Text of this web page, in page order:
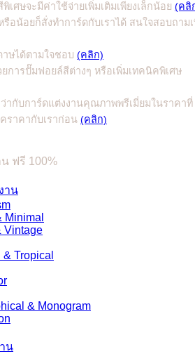
เศษจะมีค่าใช้จ่ายเพิ่มเติมเพียงเล็กน้อย (คลิ
รือน้อยก็สั่งทำการ์ดกับเราได้ สนใจสอบถาม
ษได้ตามใจชอบ (คลิก)
การปั๊มฟอยล์สีต่างๆ หรือเพิ่มเทคนิคพิเศษ
ากับการ์ดแต่งงานคุณภาพพรีเมี่ยมในราคาที่
ราคากับเราก่อน (คลิก)
ฟรี 100%
าน
Minimal
Vintage
Tropical
& Monogram
น